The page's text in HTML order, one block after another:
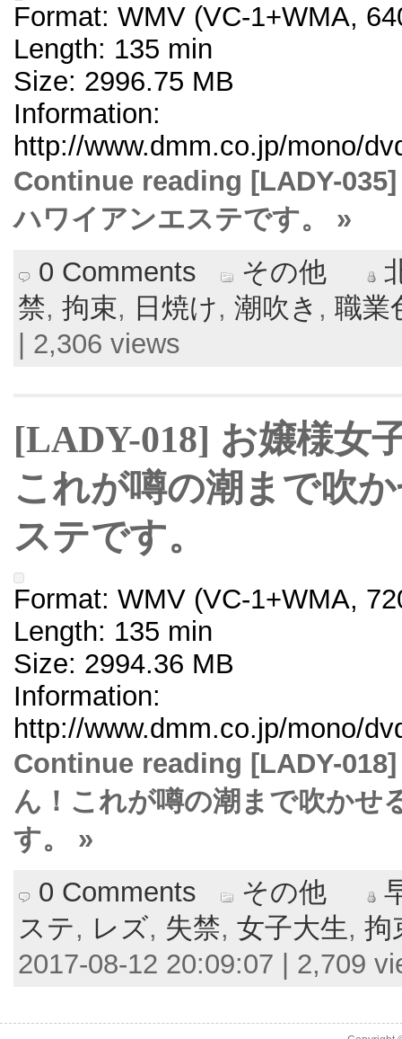
Format: WMV (VC-1+WMA,
Length: 135 min
Size: 2996.75 MB
Information:
http://www.dmm.co.jp/mono/
Continue reading [LADY-
ハワイアンエステです。 »
0 Comments
その他
禁, 拘束, 日焼け, 潮吹き , 職業
| 2,306 views
[LADY-018] お嬢様女
これが噂の潮まで吹
ステです。
Format: WMV (VC-1+WMA,
Length: 135 min
Size: 2994.36 MB
Information:
http://www.dmm.co.jp/mono/
Continue reading [LADY-
ん！これが噂の潮まで吹かせ
す。 »
0 Comments
その他
ステ, レズ, 失禁, 女子大生, 拘
2017-08-12 20:09:07 | 2,709